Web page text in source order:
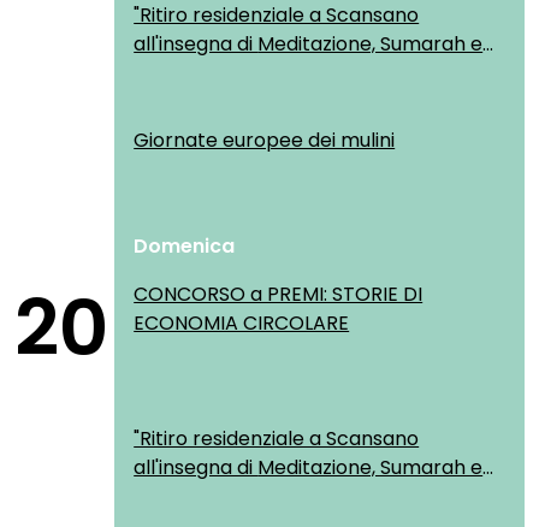
"Ritiro residenziale a Scansano
all'insegna di Meditazione, Sumarah e
Giornate europee dei mulini
20
Domenica
CONCORSO a PREMI: STORIE DI
ECONOMIA CIRCOLARE
"Ritiro residenziale a Scansano
all'insegna di Meditazione, Sumarah e